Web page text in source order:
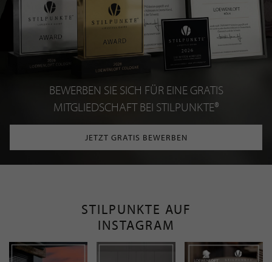
BEWERBEN SIE SICH FÜR EINE GRATIS
MITGLIEDSCHAFT BEI STILPUNKTE®
JETZT GRATIS BEWERBEN
STILPUNKTE AUF
INSTAGRAM